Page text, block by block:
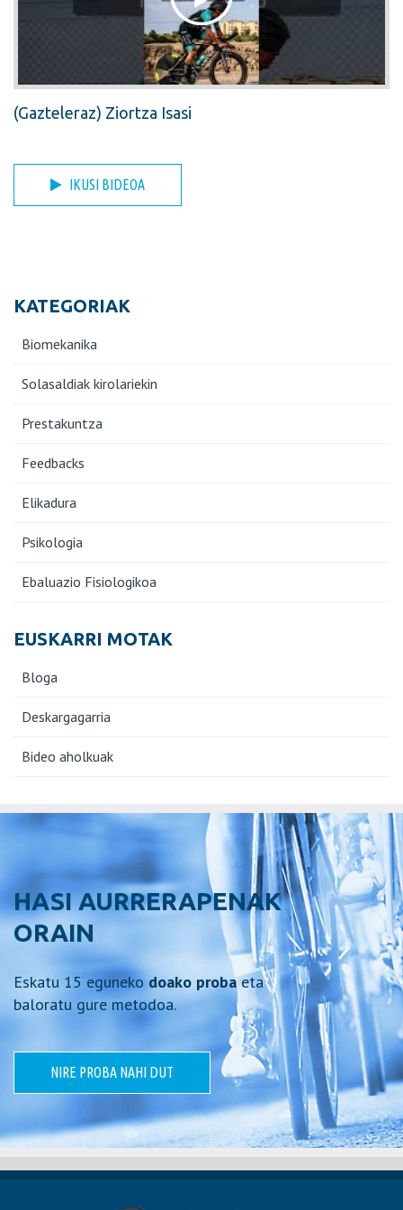
(Gazteleraz) Ziortza Isasi
IKUSI BIDEOA
KATEGORIAK
Biomekanika
Solasaldiak kirolariekin
Prestakuntza
Feedbacks
Elikadura
Psikologia
Ebaluazio Fisiologikoa
EUSKARRI MOTAK
Bloga
Deskargagarria
Bideo aholkuak
HASI AURRERAPENAK
ORAIN
Eskatu 15 eguneko doako probaeta
baloratu gure metodoa.
NIRE PROBA NAHI DUT